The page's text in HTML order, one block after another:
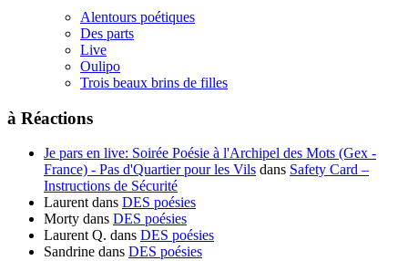
Alentours poétiques
Des parts
Live
Oulipo
Trois beaux brins de filles
à Réactions
Je pars en live: Soirée Poésie à l'Archipel des Mots (Gex -
France) - Pas d'Quartier pour les Vils dans Safety Card –
Instructions de Sécurité
Laurent dans DES poésies
Morty dans DES poésies
Laurent Q. dans DES poésies
Sandrine dans DES poésies